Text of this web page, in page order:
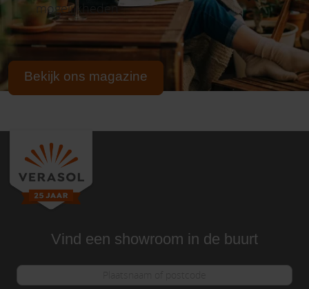
mogelijkheden
Bekijk ons magazine
Vind een showroom in de buurt